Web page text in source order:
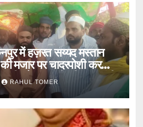
में हज़रत सय्यद मस्तान
मजार पर चादरपोशी कर
और तरक्की की दुआ मांगी
RAHUL TOMER